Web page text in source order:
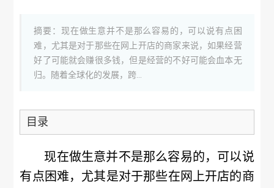
摘要：现在做生意并不是那么容易的，可以说有点困
难，尤其是对于那些在网上开店的商家来说，如果经营
好了可能就会赚很多钱，但是经营的不好可能会血本无
归。随着全球化的发展，跨...
目录
现在做生意并不是那么容易的，可以说
有点困难，尤其是对于那些在网上开店的商